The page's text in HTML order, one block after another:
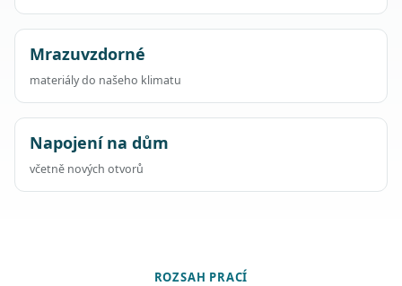
Mrazuvzdorné
materiály do našeho klimatu
Napojení na dům
včetně nových otvorů
ROZSAH PRACÍ